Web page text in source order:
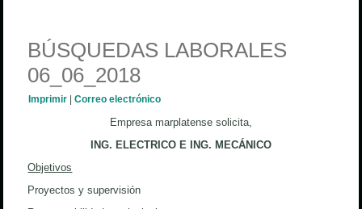
BÚSQUEDAS LABORALES
06_06_2018
Imprimir |Correo electrónico
Empresa marplatense solicita,
ING. ELECTRICO E ING. MECÁNICO
Objetivos
Proyectos y supervisión